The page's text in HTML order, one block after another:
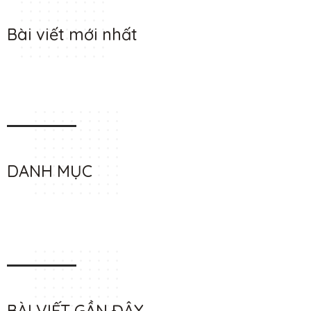
Bài viết mới nhất
DANH MỤC